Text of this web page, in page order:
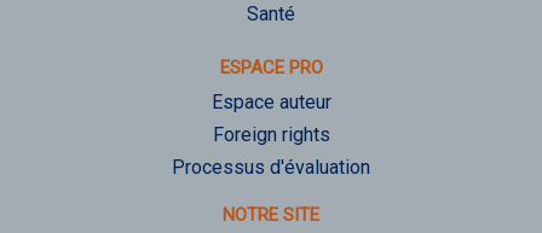
Santé
ESPACE PRO
Espace auteur
Foreign rights
Processus d'évaluation
NOTRE SITE